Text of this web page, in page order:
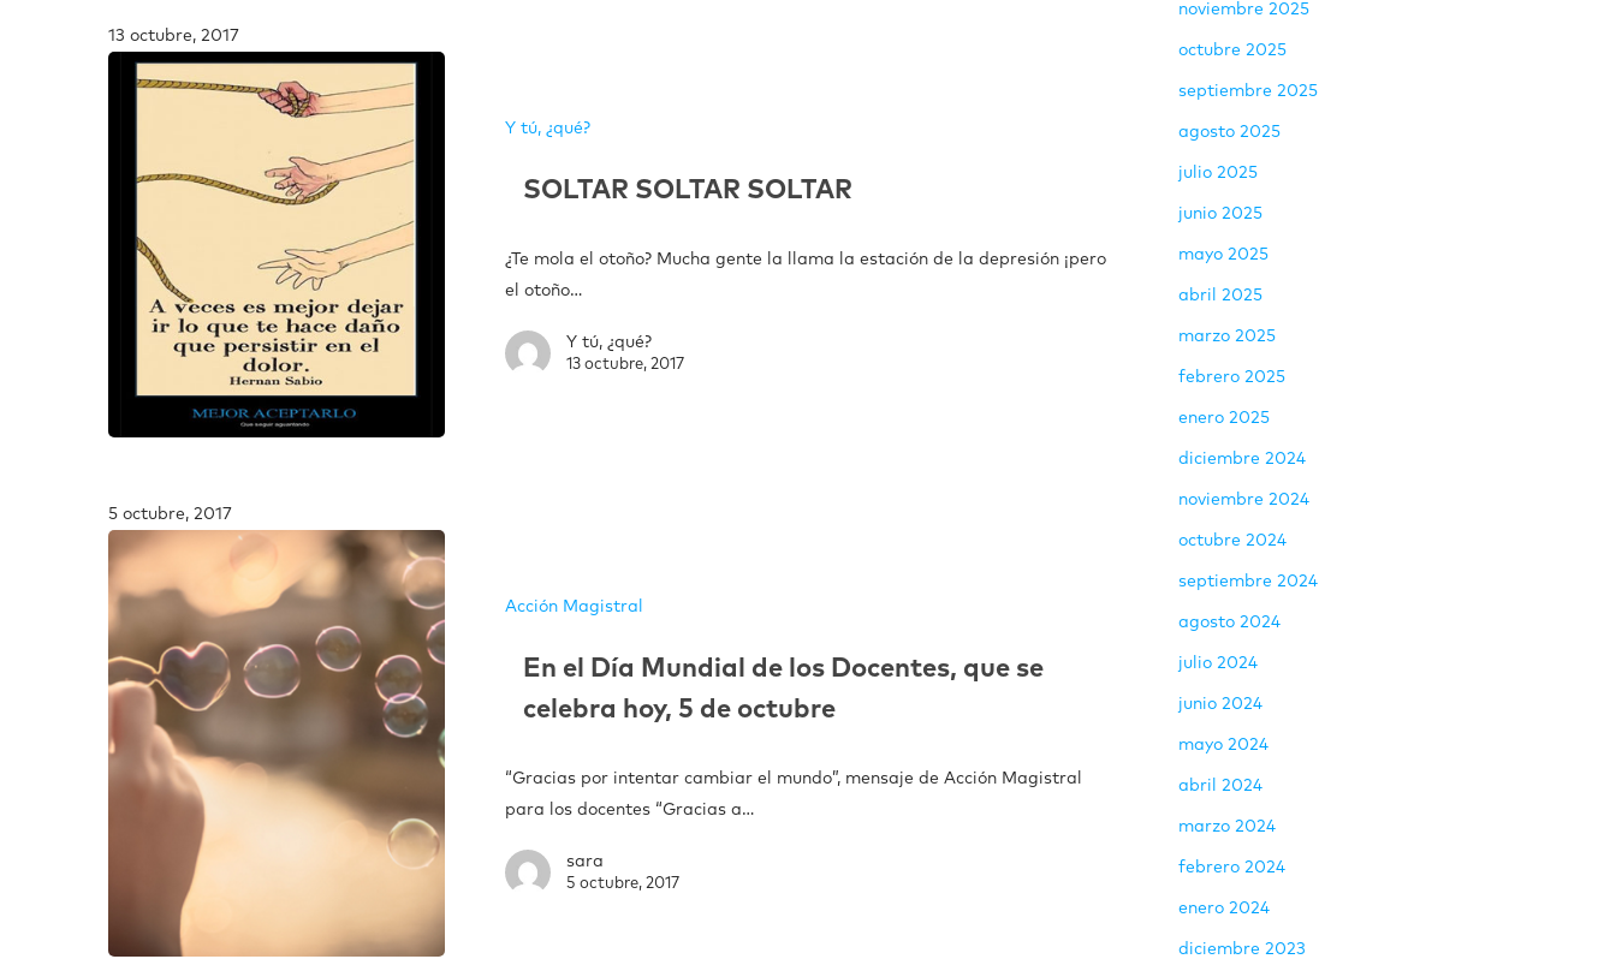
13 octubre, 2017
Y tú, ¿qué?
SOLTAR SOLTAR SOLTAR
¿Te mola el otoño? Mucha gente la llama la estación de la depresión ¡pero
el otoño…
Y tú, ¿qué?
13 octubre, 2017
5 octubre, 2017
Acción Magistral
En el Día Mundial de los Docentes, que se
celebra hoy, 5 de octubre
“Gracias por intentar cambiar el mundo”, mensaje de Acción Magistral
para los docentes “Gracias a…
sara
5 octubre, 2017
noviembre 2025
octubre 2025
septiembre 2025
agosto 2025
julio 2025
junio 2025
mayo 2025
abril 2025
marzo 2025
febrero 2025
enero 2025
diciembre 2024
noviembre 2024
octubre 2024
septiembre 2024
agosto 2024
julio 2024
junio 2024
mayo 2024
abril 2024
marzo 2024
febrero 2024
enero 2024
diciembre 2023